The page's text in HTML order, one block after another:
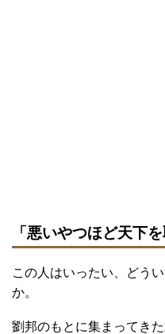
「悪いやつほど天下
この人はいったい、どう
か。
劉邦のもとに集まってき